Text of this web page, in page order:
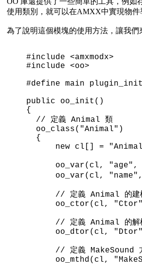
使用類別，就可以在AMXX中實現物件
為了說明這個模塊的使用方法，讓我
#include <amxmodx>
#include <oo>
#define main
public oo_init()
{
// 定義 Animal 類
oo_class("Animal")
{
new cl[] =
oo_var(cl, "age", 1); //
oo_var(cl, "name", 32);
// 定義 Animal 的建構子
oo_ctor(cl, "Ctor",
// 定義 Animal 的解
oo_dtor(cl,
// 定義 MakeSound 方法
oo_mthd(cl,